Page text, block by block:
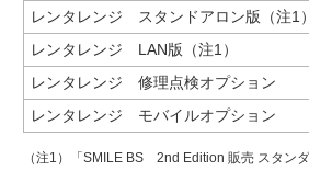
レンタレンジ スタンドアロン版（注1）
レンタレンジ LAN版（注1）
レンタレンジ 修理点検オプション
レンタレンジ モバイルオプション
（注1）「SMILE BS 2nd Edition 販売 スタン